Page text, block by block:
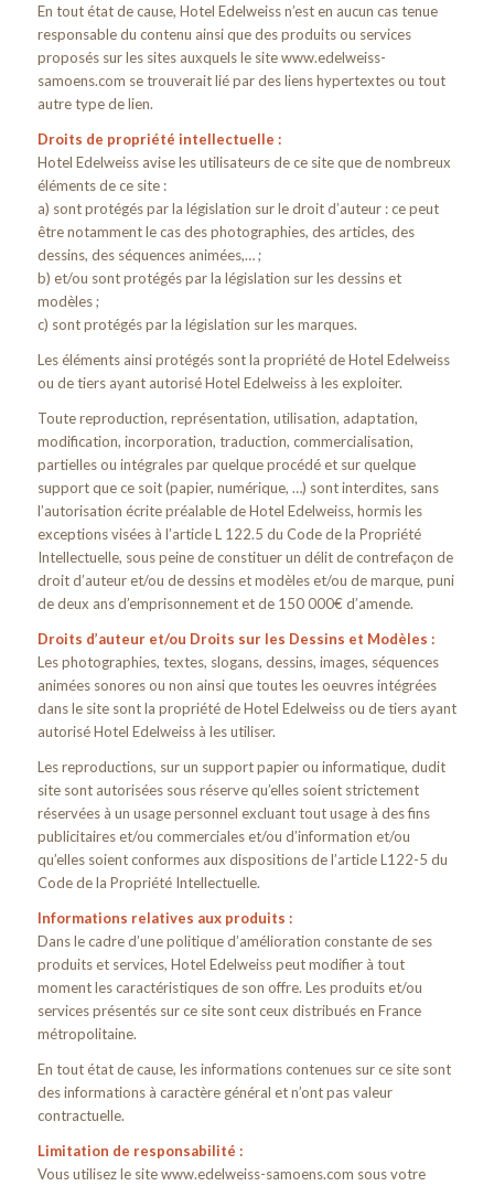
En tout état de cause, Hotel Edelweiss n’est en aucun cas tenue
responsable du contenu ainsi que des produits ou services
proposés sur les sites auxquels le site www.edelweiss-
samoens.com se trouverait lié par des liens hypertextes ou tout
autre type de lien.
Droits de propriété intellectuelle :
Hotel Edelweiss avise les utilisateurs de ce site que de nombreux
éléments de ce site :
a) sont protégés par la législation sur le droit d’auteur : ce peut
être notamment le cas des photographies, des articles, des
dessins, des séquences animées,… ;
b) et/ou sont protégés par la législation sur les dessins et
modèles ;
c) sont protégés par la législation sur les marques.
Les éléments ainsi protégés sont la propriété de Hotel Edelweiss
ou de tiers ayant autorisé Hotel Edelweiss à les exploiter.
Toute reproduction, représentation, utilisation, adaptation,
modification, incorporation, traduction, commercialisation,
partielles ou intégrales par quelque procédé et sur quelque
support que ce soit (papier, numérique, …) sont interdites, sans
l’autorisation écrite préalable de Hotel Edelweiss, hormis les
exceptions visées à l’article L 122.5 du Code de la Propriété
Intellectuelle, sous peine de constituer un délit de contrefaçon de
droit d’auteur et/ou de dessins et modèles et/ou de marque, puni
de deux ans d’emprisonnement et de 150 000€ d’amende.
Droits d’auteur et/ou Droits sur les Dessins et Modèles :
Les photographies, textes, slogans, dessins, images, séquences
animées sonores ou non ainsi que toutes les oeuvres intégrées
dans le site sont la propriété de Hotel Edelweiss ou de tiers ayant
autorisé Hotel Edelweiss à les utiliser.
Les reproductions, sur un support papier ou informatique, dudit
site sont autorisées sous réserve qu’elles soient strictement
réservées à un usage personnel excluant tout usage à des fins
publicitaires et/ou commerciales et/ou d’information et/ou
qu’elles soient conformes aux dispositions de l’article L122-5 du
Code de la Propriété Intellectuelle.
Informations relatives aux produits :
Dans le cadre d’une politique d’amélioration constante de ses
produits et services, Hotel Edelweiss peut modifier à tout
moment les caractéristiques de son offre. Les produits et/ou
services présentés sur ce site sont ceux distribués en France
métropolitaine.
En tout état de cause, les informations contenues sur ce site sont
des informations à caractère général et n’ont pas valeur
contractuelle.
Limitation de responsabilité :
Vous utilisez le site www.edelweiss-samoens.com sous votre